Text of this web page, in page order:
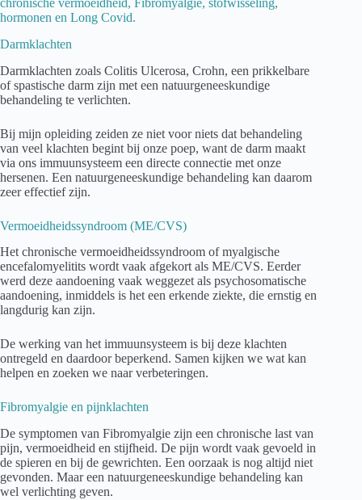
chronische vermoeidheid, Fibromyalgie, stofwisseling,
hormonen en Long Covid.
Darmklachten
Darmklachten zoals Colitis Ulcerosa, Crohn, een prikkelbare
of spastische darm zijn met een natuurgeneeskundige
behandeling te verlichten.
Bij mijn opleiding zeiden ze niet voor niets dat behandeling
van veel klachten begint bij onze poep, want de darm maakt
via ons immuunsysteem een directe connectie met onze
hersenen. Een natuurgeneeskundige behandeling kan daarom
zeer effectief zijn.
Vermoeidheidssyndroom (ME/CVS)
Het chronische vermoeidheidssyndroom of myalgische
encefalomyelitits wordt vaak afgekort als ME/CVS. Eerder
werd deze aandoening vaak weggezet als psychosomatische
aandoening, inmiddels is het een erkende ziekte, die ernstig en
langdurig kan zijn.
De werking van het immuunsysteem is bij deze klachten
ontregeld en daardoor beperkend. Samen kijken we wat kan
helpen en zoeken we naar verbeteringen.
Fibromyalgie en pijnklachten
De symptomen van Fibromyalgie zijn een chronische last van
pijn, vermoeidheid en stijfheid. De pijn wordt vaak gevoeld in
de spieren en bij de gewrichten. Een oorzaak is nog altijd niet
gevonden. Maar een natuurgeneeskundige behandeling kan
wel verlichting geven.